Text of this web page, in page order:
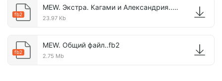
fb2
MEW. Экстра. Кагами и Александрия..fb2
23.97 Kb
fb2
MEW. Общий файл..fb2
2.75 Mb